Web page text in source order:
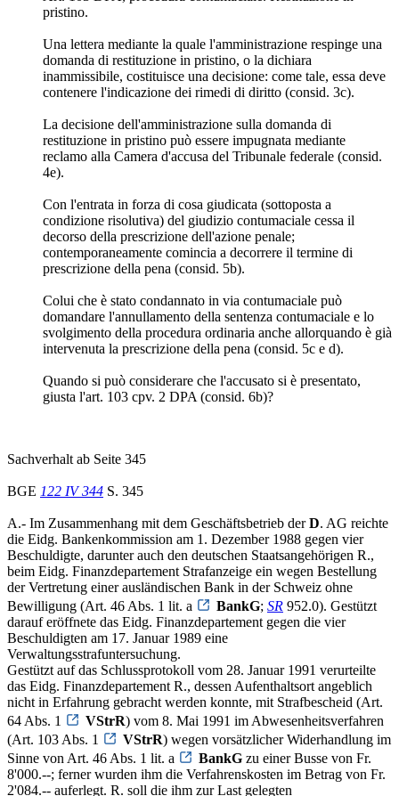
pristino.
Una lettera mediante la quale l'amministrazione respinge una
domanda di restituzione in pristino, o la dichiara
inammissibile, costituisce una decisione: come tale, essa deve
contenere l'indicazione dei rimedi di diritto (consid. 3c).
La decisione dell'amministrazione sulla domanda di
restituzione in pristino può essere impugnata mediante
reclamo alla Camera d'accusa del Tribunale federale (consid.
4e).
Con l'entrata in forza di cosa giudicata (sottoposta a
condizione risolutiva) del giudizio contumaciale cessa il
decorso della prescrizione dell'azione penale;
contemporaneamente comincia a decorrere il termine di
prescrizione della pena (consid. 5b).
Colui che è stato condannato in via contumaciale può
domandare l'annullamento della sentenza contumaciale e lo
svolgimento della procedura ordinaria anche allorquando è già
intervenuta la prescrizione della pena (consid. 5c e d).
Quando si può considerare che l'accusato si è presentato,
giusta l'art. 103 cpv. 2 DPA (consid. 6b)?
Sachverhalt ab Seite 345
BGE 122 IV 344 S. 345
A.- Im Zusammenhang mit dem Geschäftsbetrieb derD. AG reichte
die Eidg. Bankenkommission am 1. Dezember 1988 gegen vier
Beschuldigte, darunter auch den deutschen Staatsangehörigen R.,
beim Eidg. Finanzdepartement Strafanzeige ein wegen Bestellung
der Vertretung einer ausländischen Bank in der Schweiz ohne
Bewilligung (Art. 46 Abs. 1 lit. a
BankG; SR 952.0). Gestützt
darauf eröffnete das Eidg. Finanzdepartement gegen die vier
Beschuldigten am 17. Januar 1989 eine
Verwaltungsstrafuntersuchung.
Gestützt auf das Schlussprotokoll vom 28. Januar 1991 verurteilte
das Eidg. Finanzdepartement R., dessen Aufenthaltsort angeblich
nicht in Erfahrung gebracht werden konnte, mit Strafbescheid (Art.
64 Abs. 1
VStrR) vom 8. Mai 1991 im Abwesenheitsverfahren
(Art. 103 Abs. 1
VStrR) wegen vorsätzlicher Widerhandlung im
Sinne von Art. 46 Abs. 1 lit. a
BankG zu einer Busse von Fr.
8'000.--; ferner wurden ihm die Verfahrenskosten im Betrag von Fr.
2'084.-- auferlegt. R. soll die ihm zur Last gelegten